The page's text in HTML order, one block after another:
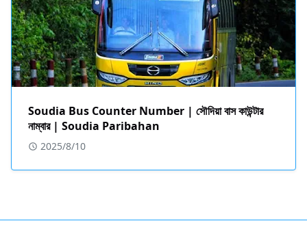
Soudia Bus Counter Number | সৌদিয়া বাস কাউন্টার
নাম্বার | Soudia Paribahan
2025/8/10